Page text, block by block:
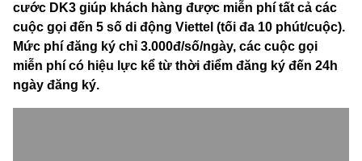
cước DK3 giúp khách hàng được miễn phí tất cả các
cuộc gọi đến 5 số di động Viettel (tối đa 10 phút/cuộc).
Mức phí đăng ký chỉ 3.000đ/số/ngày, các cuộc gọi
miễn phí có hiệu lực kể từ thời điểm đăng ký đến 24h
ngày đăng ký.